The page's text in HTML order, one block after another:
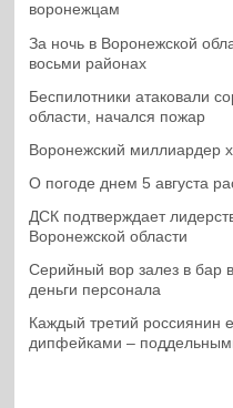
воронежцам
За ночь в Воронежской
восьми районах
Беспилотники атаковали
области, начался пожар
Воронежский миллиардер
О погоде днем 5 августа
ДСК подтверждает
Воронежской области
Серийный вор залез в бар
деньги персонала
Каждый третий россиянин
дипфейками –